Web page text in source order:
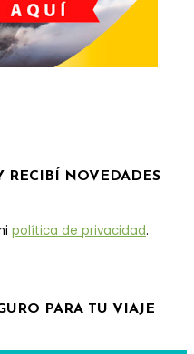
RECIBÍ NOVEDADES
política de privacidad.
PARA TU VIAJE